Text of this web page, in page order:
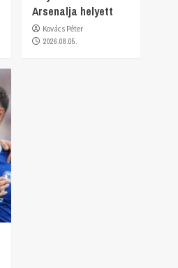
Arsenalja helyett
Kovács Péter
2026.08.05.